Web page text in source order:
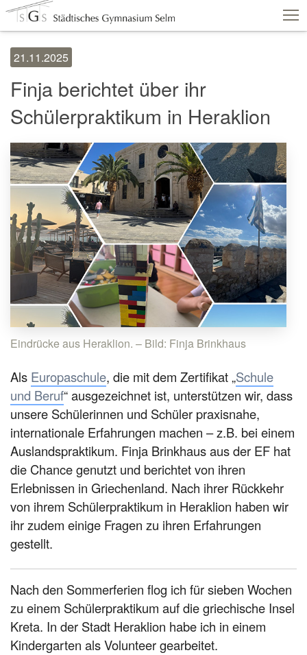
Schulshop
Vertretungen Kontakt
Aktuelles Schule
Fachbereiche
Personen
Service
21.11.2025
Finja berichtet über ihr
Schülerpraktikum in Heraklion
Eindrücke aus Heraklion. – Bild: Finja Brinkhaus
Als Europaschule, die mit dem Zertifikat „Schule
und Beruf“ ausgezeichnet ist, unterstützen wir, dass
unsere Schülerinnen und Schüler praxisnahe,
internationale Erfahrungen machen – z.B. bei einem
Auslandspraktikum. Finja Brinkhaus aus der EF hat
die Chance genutzt und berichtet von ihren
Erlebnissen in Griechenland. Nach ihrer Rückkehr
von ihrem Schülerpraktikum in Heraklion haben wir
ihr zudem einige Fragen zu ihren Erfahrungen
gestellt.
Nach den Sommerferien flog ich für sieben Wochen
zu einem Schülerpraktikum auf die griechische Insel
Kreta. In der Stadt Heraklion habe ich in einem
Kindergarten als Volunteer gearbeitet.